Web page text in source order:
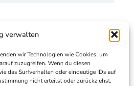
verwalten
wir Technologien wie Cookies, um
zuzugreifen. Wenn du diesen
das Surfverhalten oder eindeutige IDs auf
nicht erteilst oder zurückziehst,